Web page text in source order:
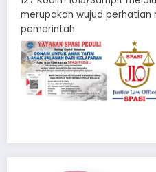
merupakan wujud perhatian
pemerintah.